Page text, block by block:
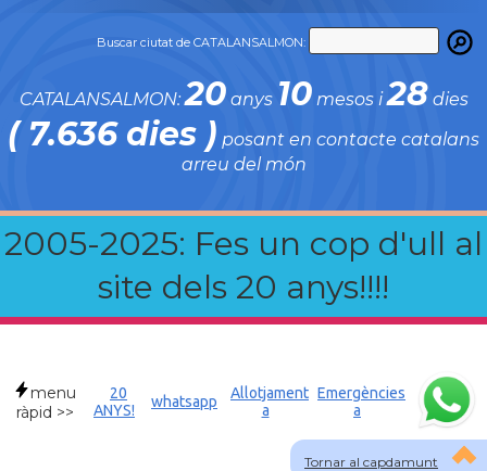
Buscar ciutat de CATALANSALMON:
CATALANSALMON:20anys 10mesos i28 dies
( 7.636 dies ) posant en contacte catalans
arreu del món
2005-2025: Fes un cop d'ull al
site dels 20 anys!!!!
Tornar al capdamunt
menu
ràpid >>
20
ANYS!
whatsapp
Allotjament
a
Emergències
a